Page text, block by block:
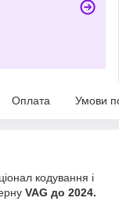
Оплата Умови
кодування і
VAG до 2024.